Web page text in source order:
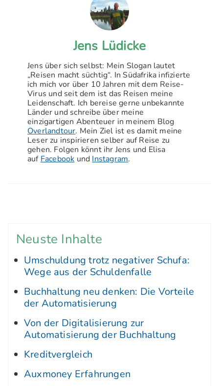
Jens Lüdicke
Jens über sich selbst: Mein Slogan lautet
„Reisen macht süchtig“. In Südafrika infizierte
ich mich vor über 10 Jahren mit dem Reise-
Virus und seit dem ist das Reisen meine
Leidenschaft. Ich bereise gerne unbekannte
Länder und schreibe über meine
einzigartigen Abenteuer in meinem Blog
Overlandtour. Mein Ziel ist es damit meine
Leser zu inspirieren selber auf Reise zu
gehen. Folgen könnt ihr Jens und Elisa
auf Facebook und Instagram.
Neuste Inhalte
Umschuldung trotz negativer Schufa:
Wege aus der Schuldenfalle
Buchhaltung neu denken: Die Vorteile
der Automatisierung
Von der Digitalisierung zur
Automatisierung der Buchhaltung
Kreditvergleich
Auxmoney Erfahrungen